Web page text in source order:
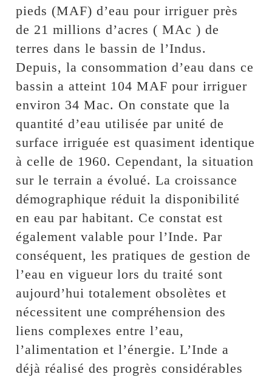
pieds (MAF) d’eau pour irriguer près
de 21 millions d’acres ( MAc ) de
terres dans le bassin de l’Indus.
Depuis, la consommation d’eau dans ce
bassin a atteint 104 MAF pour irriguer
environ 34 Mac. On constate que la
quantité d’eau utilisée par unité de
surface irriguée est quasiment identique
à celle de 1960. Cependant, la situation
sur le terrain a évolué. La croissance
démographique réduit la disponibilité
en eau par habitant. Ce constat est
également valable pour l’Inde. Par
conséquent, les pratiques de gestion de
l’eau en vigueur lors du traité sont
aujourd’hui totalement obsolètes et
nécessitent une compréhension des
liens complexes entre l’eau,
l’alimentation et l’énergie. L’Inde a
déjà réalisé des progrès considérables